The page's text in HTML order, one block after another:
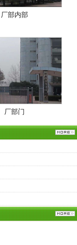
厂部内部
厂部门